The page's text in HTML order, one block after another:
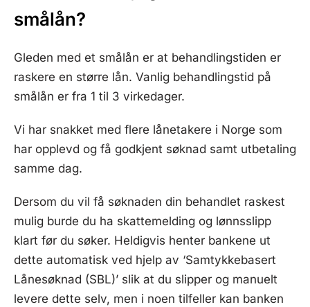
smålån?
Gleden med et smålån er at behandlingstiden er
raskere en større lån. Vanlig behandlingstid på
smålån er fra 1 til 3 virkedager.
Vi har snakket med flere lånetakere i Norge som
har opplevd og få godkjent søknad samt utbetaling
samme dag.
Dersom du vil få søknaden din behandlet raskest
mulig burde du ha skattemelding og lønnsslipp
klart før du søker. Heldigvis henter bankene ut
dette automatisk ved hjelp av ‘Samtykkebasert
Lånesøknad (SBL)’ slik at du slipper og manuelt
levere dette selv, men i noen tilfeller kan banken